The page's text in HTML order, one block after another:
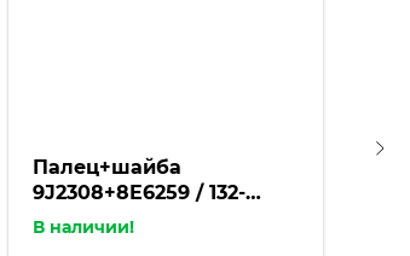
Палец+шайба
9J2308+8E6259 / 132-
4766+149-5733
В наличии!